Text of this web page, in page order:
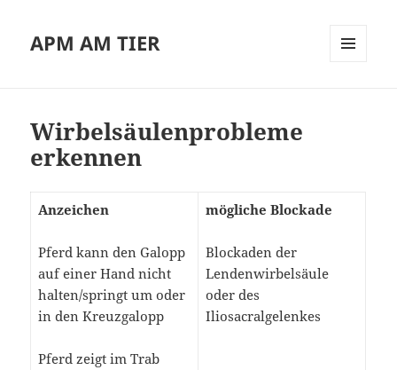
APM AM TIER
Wirbelsäulenprobleme
erkennen
Anzeichen
Pferd kann den Galopp
auf einer Hand nicht
halten/springt um oder
in den Kreuzgalopp
Pferd zeigt im Trab
mögliche Blockade
Blockaden der
Lendenwirbelsäule
oder des
Iliosacralgelenkes